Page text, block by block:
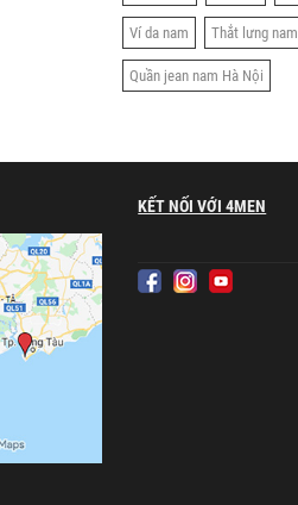
Ví da nam Thắt lưng nam
Quần jean nam Hà Nội
KẾT NỐI VỚI 4MEN